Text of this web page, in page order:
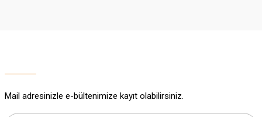
Mail adresinizle e-bültenimize kayıt olabilirsiniz.